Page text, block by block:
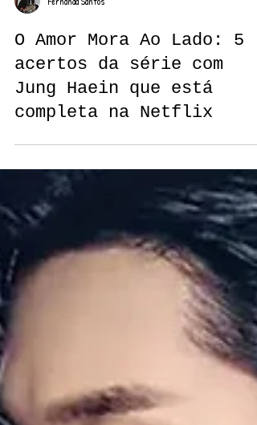
Fernanda Santos
Jung Haein que está
completa na Netflix